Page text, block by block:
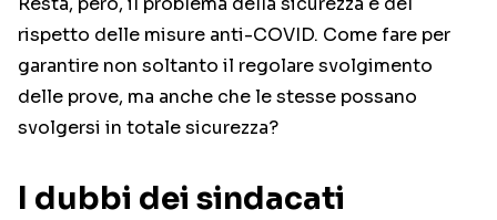
rispetto delle misure anti-COVID. Come fare per
garantire non soltanto il regolare svolgimento
delle prove, ma anche che le stesse possano
svolgersi in totale sicurezza?
I dubbi dei sindacati